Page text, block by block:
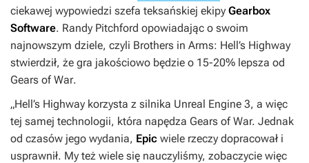
ciekawej wypowiedzi szefa teksańskiej ekipy Gearbox
Software. Randy Pitchford opowiadając o swoim
najnowszym dziele, czyli Brothers in Arms: Hell’s Highway
stwierdził, że gra jakościowo będzie o 15-20% lepsza od
Gears of War.
„Hell’s Highway korzysta z silnika Unreal Engine 3, a więc
tej samej technologii, która napędza Gears of War. Jednak
od czasów jego wydania, Epic wiele rzeczy dopracował i
usprawnił. My też wiele się nauczyliśmy, zobaczycie więc